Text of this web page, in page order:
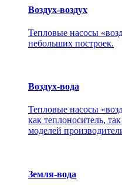
Воздух-воздух
Тепловые насосы
небольших построек.
Воздух-вода
Тепловые насосы
как теплоноситель,
моделей
Земля-вода